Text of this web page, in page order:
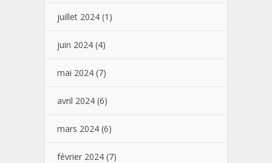
juillet 2024 (1)
juin 2024 (4)
mai 2024 (7)
avril 2024 (6)
mars 2024 (6)
février 2024 (7)